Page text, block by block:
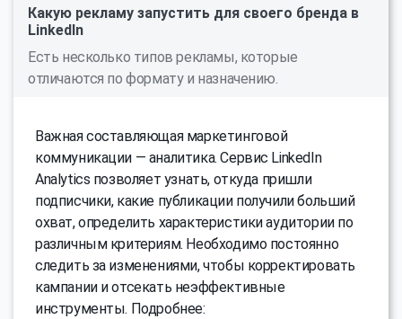
Какую рекламу запустить для своего бренда в
LinkedIn
Есть несколько типов рекламы, которые
отличаются по формату и назначению.
Важная составляющая маркетинговой
коммуникации — аналитика. Сервис LinkedIn
Analytics позволяет узнать, откуда пришли
подписчики, какие публикации получили больший
охват, определить характеристики аудитории по
различным критериям. Необходимо постоянно
следить за изменениями, чтобы корректировать
кампании и отсекать неэффективные
инструменты. Подробнее: